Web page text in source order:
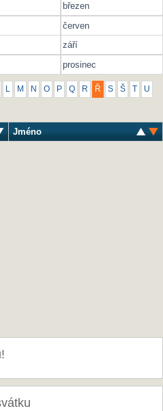
březen
červen
září
prosinec
L M N O P Q R Ř S Š U
Jméno